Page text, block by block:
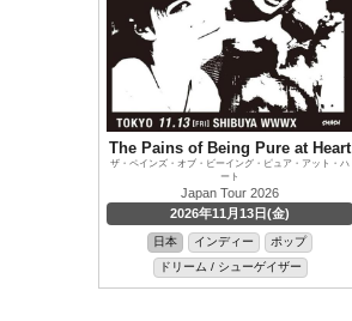
The Pains of Being Pure at Heart
ザ・ペインズ・オブ・ビーイング・ピュア・アット・ハ
ート
Japan Tour 2026
2026年11月13日(金)
日本 インディー
ポップ
ドリーム / シューゲイザー